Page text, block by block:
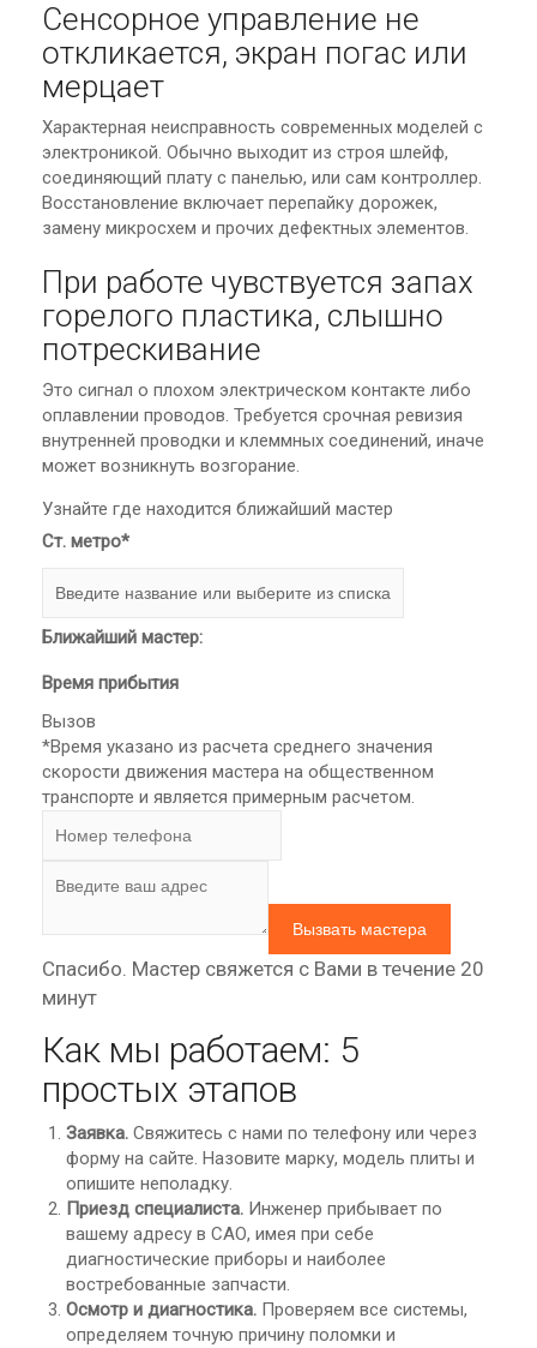
Сенсорное управление не
откликается, экран погас или
мерцает
Характерная неисправность современных моделей с
электроникой. Обычно выходит из строя шлейф,
соединяющий плату с панелью, или сам контроллер.
Восстановление включает перепайку дорожек,
замену микросхем и прочих дефектных элементов.
При работе чувствуется запах
горелого пластика, слышно
потрескивание
Это сигнал о плохом электрическом контакте либо
оплавлении проводов. Требуется срочная ревизия
внутренней проводки и клеммных соединений, иначе
может возникнуть возгорание.
Узнайте где находится ближайший мастер
Ст. метро*
Ближайший мастер:
Время прибытия
Вызов
*Время указано из расчета среднего значения
скорости движения мастера на общественном
транспорте и является примерным расчетом.
Спасибо. Мастер свяжется с Вами в течение 20
минут
Как мы работаем: 5
простых этапов
Заявка. Свяжитесь с нами по телефону или через
форму на сайте. Назовите марку, модель плиты и
опишите неполадку.
Приезд специалиста. Инженер прибывает по
вашему адресу в САО, имея при себе
диагностические приборы и наиболее
востребованные запчасти.
Осмотр и диагностика. Проверяем все системы,
определяем точную причину поломки и